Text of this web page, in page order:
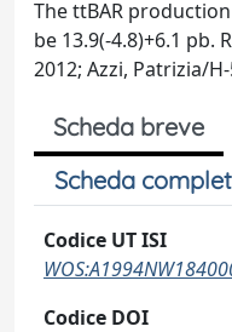
The ttBAR
be 13.9(-4.8)+6.1 pb.
2012; Azzi, Patrizia/
Scheda breve
Scheda
Codice UT ISI
Codice DOI